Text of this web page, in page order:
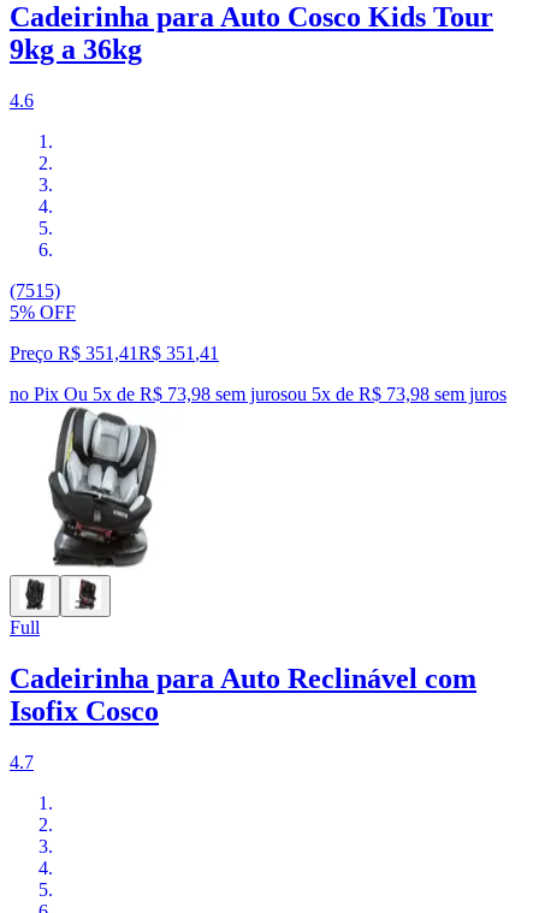
Cadeirinha para Auto Cosco Kids Tour
9kg a 36kg
4.6
(7515)
5% OFF
Preço R$ 351,41R$ 351 ,41
no Pix Ou 5x de R$ 73,98 sem jurosou 5x de R$ 73,98 sem juros
Full
Cadeirinha para Auto Reclinável com
Isofix Cosco
4.7